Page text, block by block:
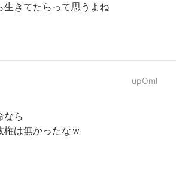
生きてたらって思うよね
upOml
なら
は無かったなｗ